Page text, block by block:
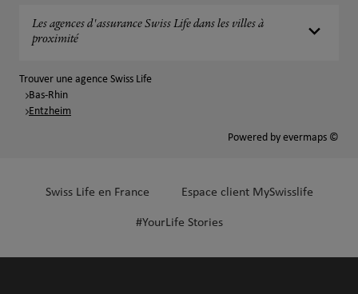
Les agences d'assurance Swiss Life dans les villes à
proximité
Trouver une agence Swiss Life
Bas-Rhin
Entzheim
Powered by evermaps ©
Swiss Life en France Espace client MySwisslife
#YourLife Stories